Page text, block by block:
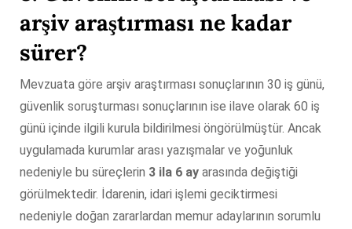
arşiv araştırması ne kadar
sürer?
Mevzuata göre arşiv araştırması sonuçlarının 30 iş günü,
güvenlik soruşturması sonuçlarının ise ilave olarak 60 iş
günü içinde ilgili kurula bildirilmesi öngörülmüştür. Ancak
uygulamada kurumlar arası yazışmalar ve yoğunluk
nedeniyle bu süreçlerin 3 ila 6 ay arasında değiştiği
görülmektedir. İdarenin, idari işlemi geciktirmesi
nedeniyle doğan zararlardan memur adaylarının sorumlu